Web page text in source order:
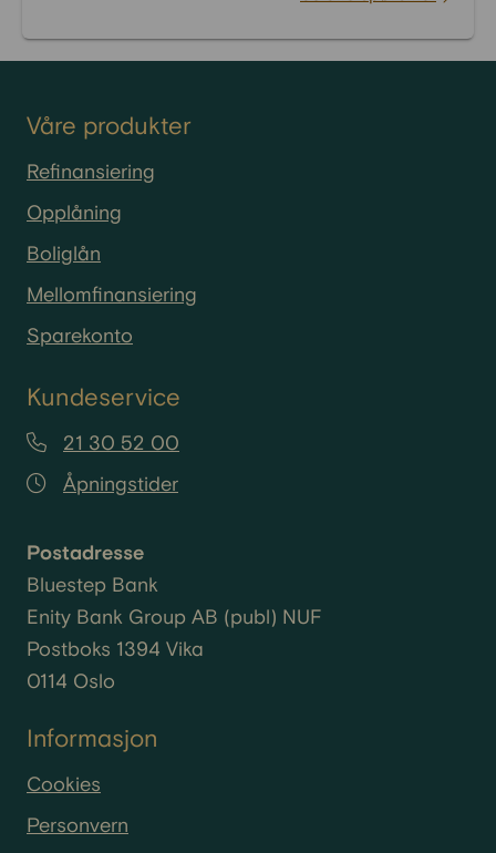
Våre produkter
Refinansiering
Opplåning
Boliglån
Mellomfinansiering
Sparekonto
Kundeservice
21 30 52 00
Åpningstider
Postadresse
Bluestep Bank
Enity Bank Group AB (publ) NUF
Postboks 1394 Vika
0114 Oslo
Informasjon
Cookies
Personvern